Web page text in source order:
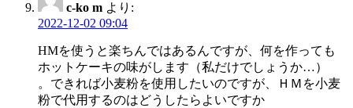
c-ko m より:
2022-12-02 09:04
HMを使うと楽ちんではあるんですが、何を作っても
ホットケーキの味がします（私だけでしょうか…）
。できれば小麦粉を使用したいのですが、ＨＭを小麦
粉で代用するのはどうしたらよいですか